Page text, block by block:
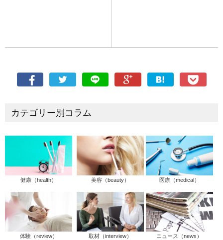
カテゴリー別コラム
健康（health） 美容（beauty） 医療（medical）
体験（review） 取材（interview） ニュース（news）